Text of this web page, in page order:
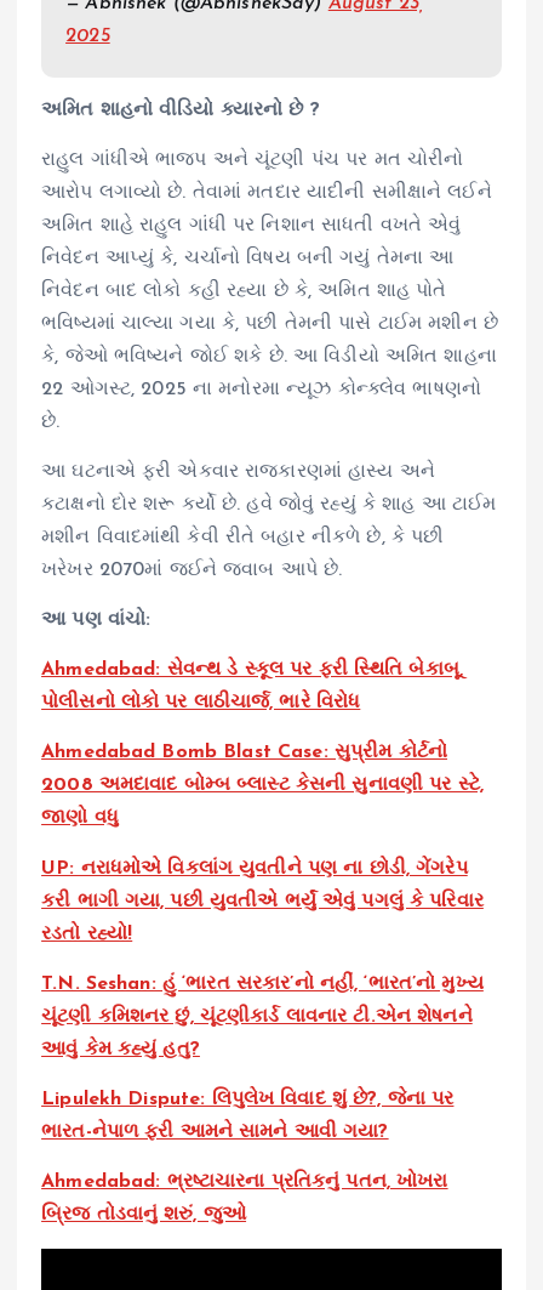
2025
અમિત શાહનો વીડિયો ક્યારનો છે ?
રાહુલ ગાંધીએ ભાજપ અને ચૂંટણી પંચ પર મત ચોરીનો
આરોપ લગાવ્યો છે. તેવામાં મતદાર યાદીની સમીક્ષાને લઈને
અમિત શાહે રાહુલ ગાંધી પર નિશાન સાધતી વખતે એવું
નિવેદન આપ્યું કે, ચર્ચાનો વિષય બની ગયું તેમના આ
નિવેદન બાદ લોકો કહી રહ્યા છે કે, અમિત શાહ પોતે
ભવિષ્યમાં ચાલ્યા ગયા કે, પછી તેમની પાસે ટાઈમ મશીન છે
કે, જેઓ ભવિષ્યને જોઈ શકે છે. આ વિડીયો અમિત શાહના
22 ઓગસ્ટ, 2025 ના મનોરમા ન્યૂઝ કોન્ક્લેવ ભાષણનો
છે.
આ ઘટનાએ ફરી એકવાર રાજકારણમાં હાસ્ય અને
કટાક્ષનો દોર શરૂ કર્યો છે. હવે જોવું રહ્યું કે શાહ આ ટાઈમ
મશીન વિવાદમાંથી કેવી રીતે બહાર નીકળે છે, કે પછી
ખરેખર 2070માં જઈને જવાબ આપે છે.
આ પણ વાંચો:
Ahmedabad: સેવન્થ ડે સ્કૂલ પર ફરી સ્થિતિ બેકાબૂ,
પોલીસનો લોકો પર લાઠીચાર્જ, ભારે વિરોધ
Ahmedabad Bomb Blast Case: સુપ્રીમ કોર્ટનો
2008 અમદાવાદ બોમ્બ બ્લાસ્ટ કેસની સુનાવણી પર સ્ટે,
જાણો વધુ
UP: નરાધમોએ વિકલાંગ યુવતીને પણ ના છોડી, ગેંગરેપ
કરી ભાગી ગયા, પછી યુવતીએ ભર્યું એવું પગલું કે પરિવાર
રડતો રહ્યો!
T.N. Seshan: હું ‘ભારત સરકાર’નો નહીં, ‘ભારત’નો મુખ્ય
ચૂંટણી કમિશનર છું, ચૂંટણીકાર્ડ લાવનાર ટી.એન શેષનને
આવું કેમ કહ્યું હતુ?
Lipulekh Dispute: લિપુલેખ વિવાદ શું છે?, જેના પર
ભારત-નેપાળ ફરી આમને સામને આવી ગયા?
Ahmedabad: ભ્રષ્ટાચારના પ્રતિકનું પતન, ખોખરા
બ્રિજ તોડવાનું શરું, જુઓ